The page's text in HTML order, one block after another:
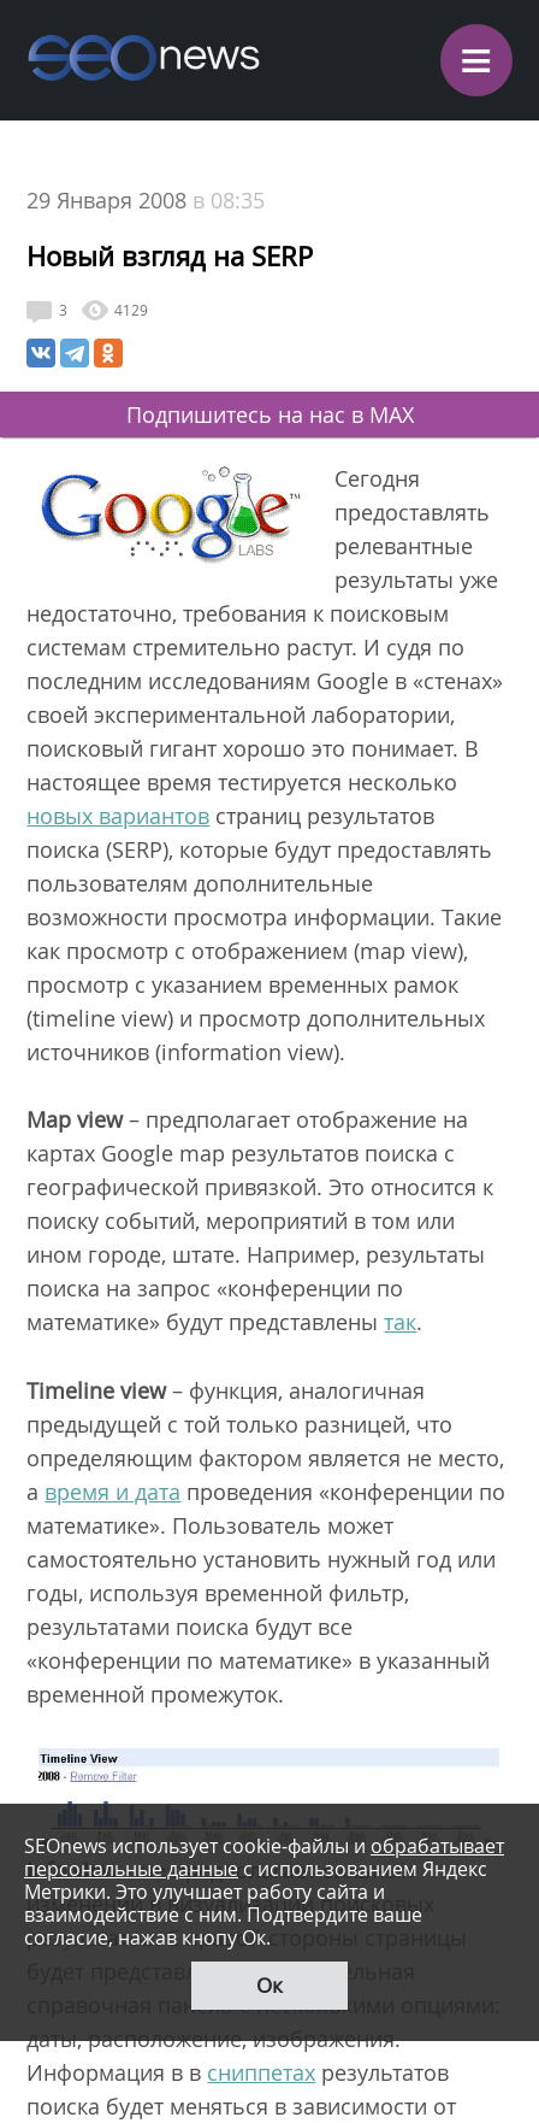
≡
29 Января 2008 в 08:35
Новый взгляд на SERP
3 4129
Подпишитесь на нас в MAX
Сегодня
предоставлять
релевантные
результаты уже
недостаточно, требования к поисковым
системам стремительно растут. И судя по
последним исследованиям Google в «стенах»
своей экспериментальной лаборатории,
поисковый гигант хорошо это понимает. В
настоящее время тестируется несколько
новых вариантов страниц результатов
поиска (SERP), которые будут предоставлять
пользователям дополнительные
возможности просмотра информации. Такие
как просмотр с отображением (map view),
просмотр с указанием временных рамок
(timeline view) и просмотр дополнительных
источников (information view).
Map view– предполагает отображение на
картах Google map результатов поиска с
географической привязкой. Это относится к
поиску событий, мероприятий в том или
ином городе, штате. Например, результаты
поиска на запрос «конференции по
математике» будут представленытак.
Timeline view– функция, аналогичная
предыдущей с той только разницей, что
определяющим фактором является не место,
а время и дата проведения «конференции по
математике». Пользователь может
самостоятельно установить нужный год или
годы, используя временной фильтр,
результатами поиска будут все
«конференции по математике» в указанный
временной промежуток.
Info view– не предполагает сильных
изменений в визуализации поисковых
результатов. С правой стороны страницы
будет представлена дополнительная
справочная панель с несколькими опциями:
даты, расположение, изображения.
Информация в в сниппетах результатов
поиска будет меняться в зависимости от
SEOnews использует cookie-файлы и обрабатывает
персональные данныес использованием Яндекс
Метрики. Это улучшает работу сайта и
взаимодействие с ним. Подтвердите ваше
согласие, нажав кнопу Ок.
Ок